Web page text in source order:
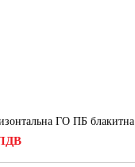
ГО ПБ блакитна